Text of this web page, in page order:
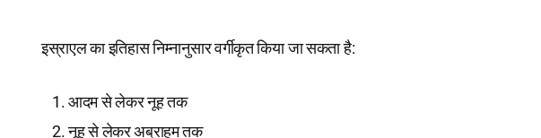
इस्राएल का इतिहास निम्नानुसार वर्गीकृत किया जा सकता है:
आदम से लेकर नूह तक
नूह से लेकर अब्राहम तक